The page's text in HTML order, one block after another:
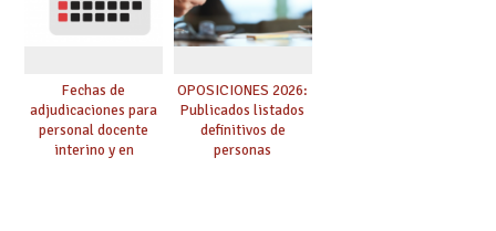
Fechas de
adjudicaciones para
personal docente
interino y en
OPOSICIONES 2026:
Publicados listados
definitivos de
personas